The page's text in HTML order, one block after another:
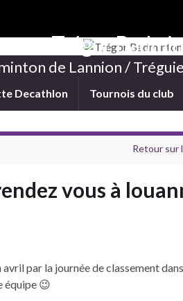
Trégor
de Lannion /
Decathlon Tournois du club
Retour sur
vous à
par la journée de classement
équipe 😉